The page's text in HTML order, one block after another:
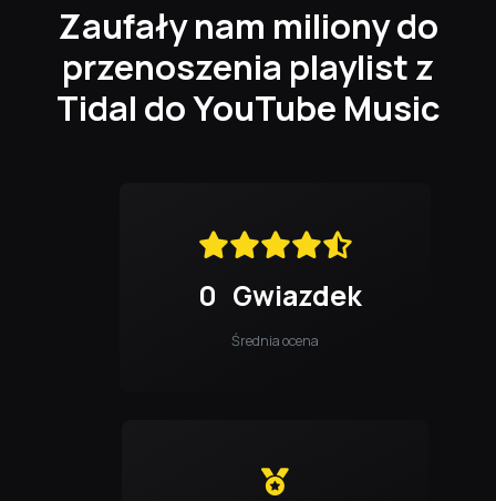
Zaufały nam miliony do
przenoszenia playlist z
Tidal do YouTube Music
0 Gwiazdek
Średnia ocena